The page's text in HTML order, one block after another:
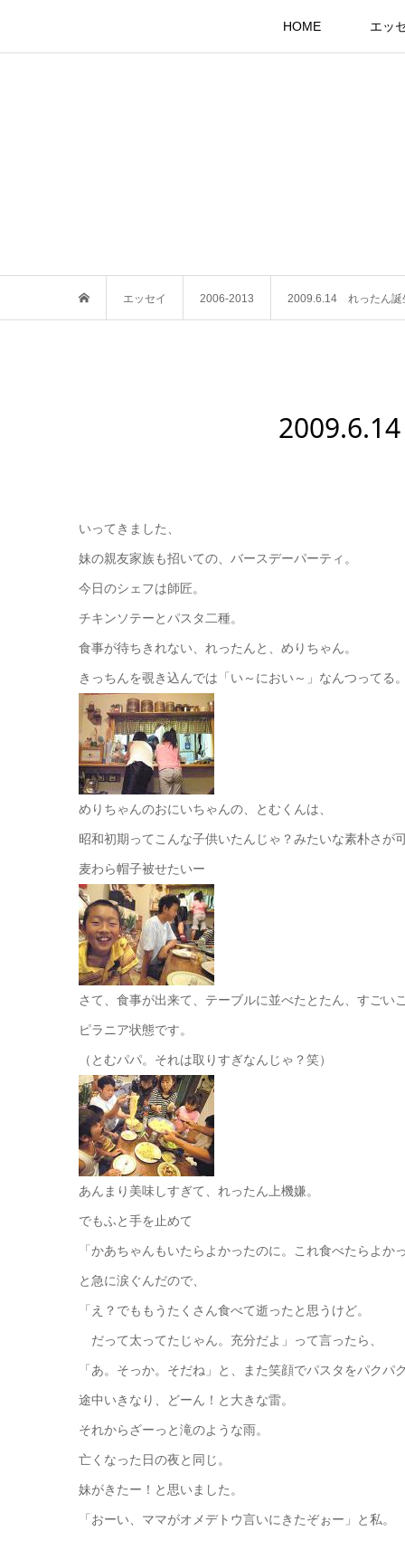
HOME エッ
エッセイ 2006-2013 2009.6.14 れったん誕
いってきました、
妹の親友家族も招いての、バースデーパーティ。
今日のシェフは師匠。
チキンソテーとパスタ二種。
食事が待ちきれない、れったんと、めりちゃん。
きっちんを覗き込んでは「い～におい～」なんつってる。
めりちゃんのおにいちゃんの、とむくんは、
昭和初期ってこんな子供いたんじゃ？みたいな素朴さが可
麦わら帽子被せたいー
さて、食事が出来て、テーブルに並べたとたん、すごいこ
ピラニア状態です。
（とむパパ。それは取りすぎなんじゃ？笑）
あんまり美味しすぎて、れったん上機嫌。
でもふと手を止めて
「かあちゃんもいたらよかったのに。これ食べたらよか
と急に涙ぐんだので、
「え？でももうたくさん食べて逝ったと思うけど。
だって太ってたじゃん。充分だよ」って言ったら、
「あ。そっか。そだね」と、また笑顔でパスタをパクパク
途中いきなり、どーん！と大きな雷。
それからざーっと滝のような雨。
亡くなった日の夜と同じ。
妹がきたー！と思いました。
「おーい、ママがオメデトウ言いにきたぞぉー」と私。